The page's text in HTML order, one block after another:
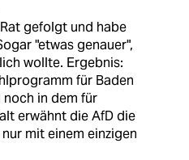
gefolgt und habe
"etwas genauer",
wollte. Ergebnis:
für Baden
in dem für
erwähnt die AfD die
mit einem einzigen